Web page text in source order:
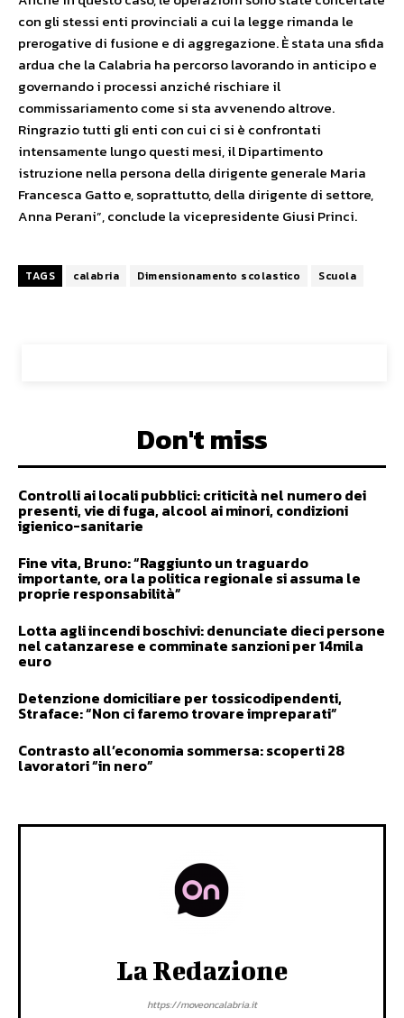
con gli stessi enti provinciali a cui la legge rimanda le
prerogative di fusione e di aggregazione. È stata una sfida
ardua che la Calabria ha percorso lavorando in anticipo e
governando i processi anziché rischiare il
commissariamento come si sta avvenendo altrove.
Ringrazio tutti gli enti con cui ci si è confrontati
intensamente lungo questi mesi, il Dipartimento
istruzione nella persona della dirigente generale Maria
Francesca Gatto e, soprattutto, della dirigente di settore,
Anna Perani”, conclude la vicepresidente Giusi Princi.
TAGS calabria Dimensionamento scolastico Scuola
Don't miss
Controlli ai locali pubblici: criticità nel numero dei
presenti, vie di fuga, alcool ai minori, condizioni
igienico-sanitarie
Fine vita, Bruno: “Raggiunto un traguardo
importante, ora la politica regionale si assuma le
proprie responsabilità”
Lotta agli incendi boschivi: denunciate dieci persone
nel catanzarese e comminate sanzioni per 14mila
euro
Detenzione domiciliare per tossicodipendenti,
Straface: “Non ci faremo trovare impreparati”
Contrasto all’economia sommersa: scoperti 28
lavoratori “in nero”
La Redazione
https://moveoncalabria.it